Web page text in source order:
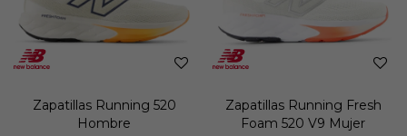
Zapatillas Running 520
Hombre
Zapatillas Running Fresh
Foam 520 V9 Mujer